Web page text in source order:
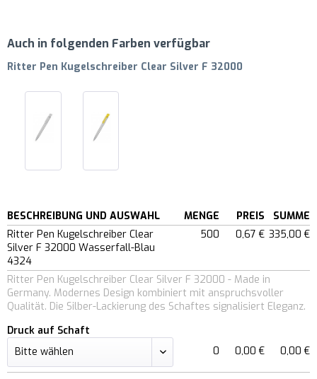
Auch in folgenden Farben verfügbar
Ritter Pen Kugelschreiber Clear Silver F 32000
BESCHREIBUNG UND AUSWAHL MENGE PREIS
SUMME
Ritter Pen Kugelschreiber Clear
Silver F 32000 Wasserfall-Blau
4324
500 0,67 € 335,00 €
Ritter Pen Kugelschreiber Clear Silver F 32000 - Made in
Germany. Modernes Design kombiniert mit anspruchsvoller
Qualität. Die Silber-Lackierung des Schaftes signalisiert Eleganz.
Druck auf Schaft
0
0,00 € 0,00 €